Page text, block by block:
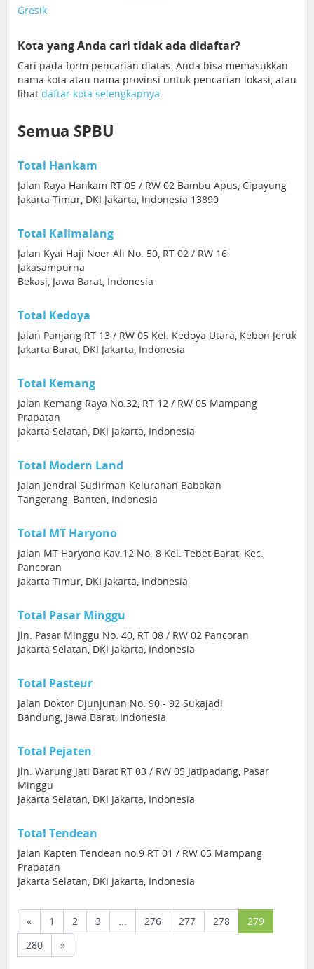
Gresik
Kota yang Anda cari tidak ada didaftar?
Cari pada form pencarian diatas. Anda bisa memasukkan
nama kota atau nama provinsi untuk pencarian lokasi, atau
lihat daftar kota selengkapnya.
Semua SPBU
Total Hankam
Jalan Raya Hankam RT 05 / RW 02 Bambu Apus, Cipayung
Jakarta Timur, DKI Jakarta, Indonesia 13890
Total Kalimalang
Jalan Kyai Haji Noer Ali No. 50, RT 02 / RW 16
Jakasampurna
Bekasi, Jawa Barat, Indonesia
Total Kedoya
Jalan Panjang RT 13 / RW 05 Kel. Kedoya Utara, Kebon Jeruk
Jakarta Barat, DKI Jakarta, Indonesia
Total Kemang
Jalan Kemang Raya No.32, RT 12 / RW 05 Mampang
Prapatan
Jakarta Selatan, DKI Jakarta, Indonesia
Total Modern Land
Jalan Jendral Sudirman Kelurahan Babakan
Tangerang, Banten, Indonesia
Total MT Haryono
Jalan MT Haryono Kav.12 No. 8 Kel. Tebet Barat, Kec.
Pancoran
Jakarta Timur, DKI Jakarta, Indonesia
Total Pasar Minggu
Jln. Pasar Minggu No. 40, RT 08 / RW 02 Pancoran
Jakarta Selatan, DKI Jakarta, Indonesia
Total Pasteur
Jalan Doktor Djunjunan No. 90 - 92 Sukajadi
Bandung, Jawa Barat, Indonesia
Total Pejaten
Jln. Warung Jati Barat RT 03 / RW 05 Jatipadang, Pasar
Minggu
Jakarta Selatan, DKI Jakarta, Indonesia
Total Tendean
Jalan Kapten Tendean no.9 RT 01 / RW 05 Mampang
Prapatan
Jakarta Selatan, DKI Jakarta, Indonesia
« 1 2 3 ... 276 277 278 279(current)
280
»